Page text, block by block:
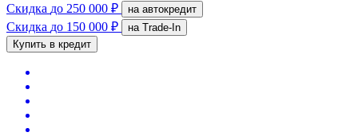
Скидка до 250 000 ₽ на автокредит
Скидка до 150 000 ₽
на Trade-In
Купить в кредит